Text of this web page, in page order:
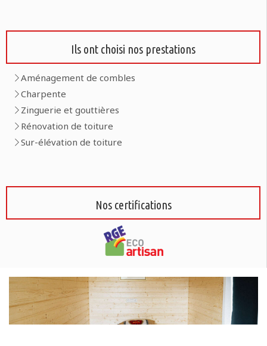
Ils ont choisi nos prestations
Aménagement de combles
Charpente
Zinguerie et gouttières
Rénovation de toiture
Sur-élévation de toiture
Nos certifications